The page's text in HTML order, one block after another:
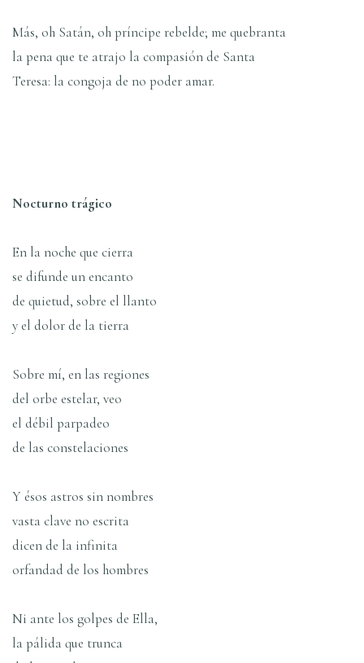
Más, oh Satán, oh príncipe rebelde; me quebranta
la pena que te atrajo la compasión de Santa
Teresa: la congoja de no poder amar.
Nocturno trágico
En la noche que cierra
se difunde un encanto
de quietud, sobre el llanto
y el dolor de la tierra
Sobre mí, en las regiones
del orbe estelar, veo
el débil parpadeo
de las constelaciones
Y ésos astros sin nombres
vasta clave no escrita
dicen de la infinita
orfandad de los hombres
Ni ante los golpes de Ella,
la pálida que trunca